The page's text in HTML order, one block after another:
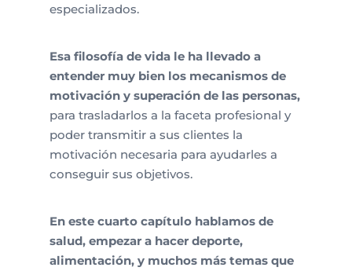
especializados.
Esa filosofía de vida le ha llevado a
entender muy bien los mecanismos de
motivación y superación de las personas,
para trasladarlos a la faceta profesional y
poder transmitir a sus clientes la
motivación necesaria para ayudarles a
conseguir sus objetivos.
En este cuarto capítulo hablamos de
salud, empezar a hacer deporte,
alimentación, y muchos más temas que